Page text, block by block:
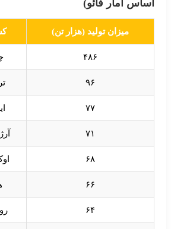
اساس آمار فائو)
میزان تولید (هزار تن)
۴۸۶
۹۶
۷۷
۷۱
۶۸
۶۶
۶۴